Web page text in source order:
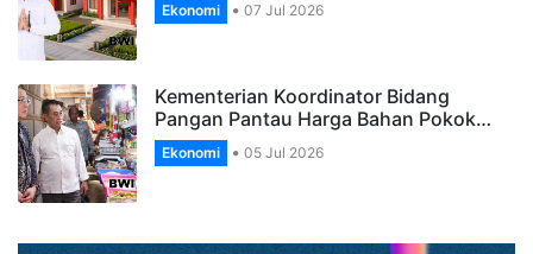
Ekonomi 07 Jul 2026
Kementerian Koordinator Bidang
Pangan Pantau Harga Bahan Pokok…
Ekonomi 05 Jul 2026